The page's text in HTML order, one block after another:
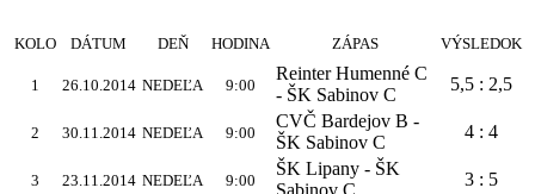
KOLO DÁTUM DEŇ HODINA ZÁPAS VÝSLEDOK
1 26.10.2014 NEDEĽA 9:00
Reinter Humenné C
- ŠK Sabinov C
5,5 : 2,5
2 30.11.2014 NEDEĽA 9:00
CVČ Bardejov B -
ŠK Sabinov C
4 : 4
3 23.11.2014 NEDEĽA 9:00
ŠK Lipany - ŠK
Sabinov C
3 : 5